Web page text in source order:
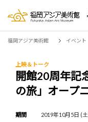
福岡アジア美術館 イベント
上映＆トーク
開館20周年記
の旅」オープ
期間
2019年10月5日 (土